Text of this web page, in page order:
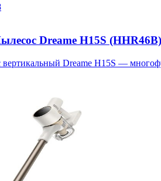
Dreame H15S
Dreame H15S —